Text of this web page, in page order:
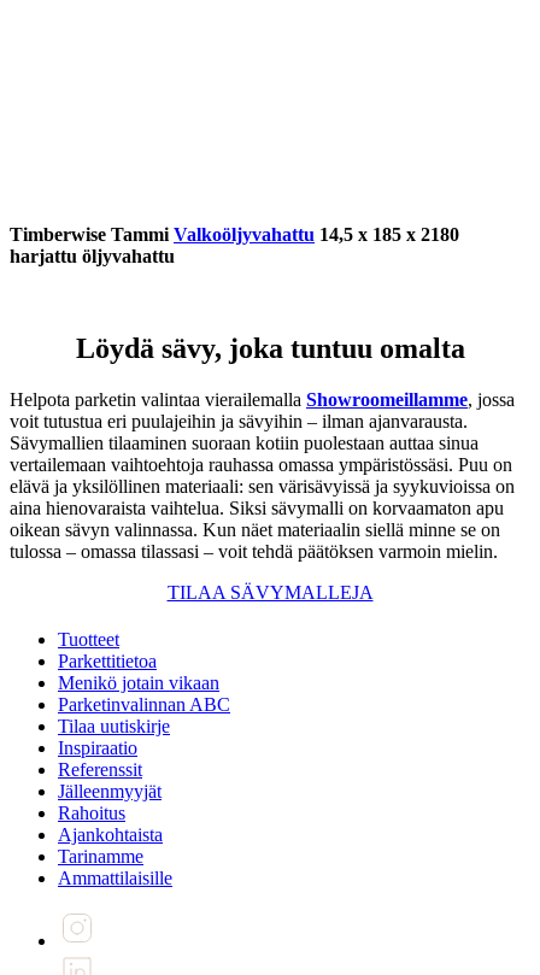
Timberwise Tammi Valkoöljyvahattu 14,5 x 185 x 2180
harjattu öljyvahattu
Löydä sävy, joka tuntuu omalta
Helpota parketin valintaa vierailemalla Showroomeillamme, jossa
voit tutustua eri puulajeihin ja sävyihin – ilman ajanvarausta.
Sävymallien tilaaminen suoraan kotiin puolestaan auttaa sinua
vertailemaan vaihtoehtoja rauhassa omassa ympäristössäsi. Puu on
elävä ja yksilöllinen materiaali: sen värisävyissä ja syykuvioissa on
aina hienovaraista vaihtelua. Siksi sävymalli on korvaamaton apu
oikean sävyn valinnassa. Kun näet materiaalin siellä minne se on
tulossa – omassa tilassasi – voit tehdä päätöksen varmoin mielin.
TILAA SÄVYMALLEJA
Tuotteet
Parkettitietoa
Menikö jotain vikaan
Parketinvalinnan ABC
Tilaa uutiskirje
Inspiraatio
Referenssit
Jälleenmyyjät
Rahoitus
Ajankohtaista
Tarinamme
Ammattilaisille